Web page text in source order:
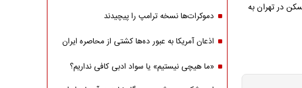
در تهران به
دموکرات‌ها نسخه ترامپ را پیچیدند
اذعان آمریکا به عبور ده‌ها کشتی از محاصره ایران
«ما هیچی نیستیم» یا سواد ادبی کافی نداریم؟